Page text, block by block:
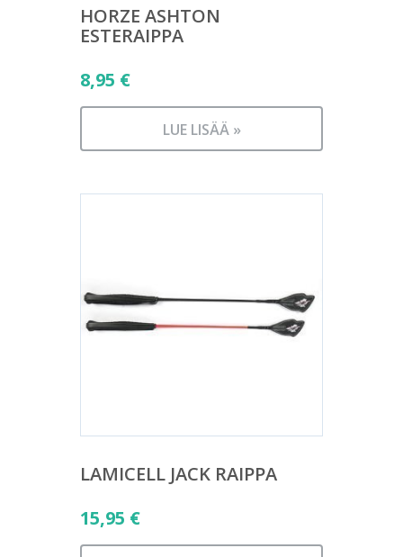
HORZE ASHTON
ESTERAIPPA
8,95 €
LUE LISÄÄ »
LAMICELL JACK RAIPPA
15,95 €